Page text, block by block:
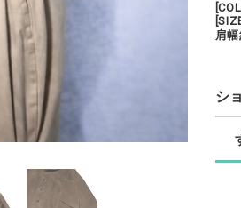
肩
シ